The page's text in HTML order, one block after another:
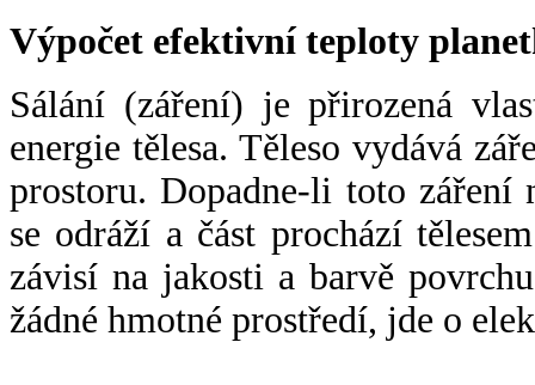
Výpočet efektivní teploty
Sálání (záření) je přirozená
energie tělesa. Těleso vydává
prostoru. Dopadne-li toto záření
se odráží a část prochází
závisí na jakosti a barvě
žádné hmotné prostředí, jde o